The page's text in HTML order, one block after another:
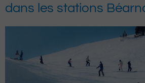
dans les stations